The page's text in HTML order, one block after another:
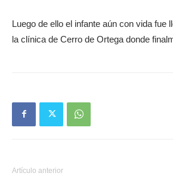
Luego de ello el infante aún con vida fue
la clínica de Cerro de Ortega donde
Artículo anterior